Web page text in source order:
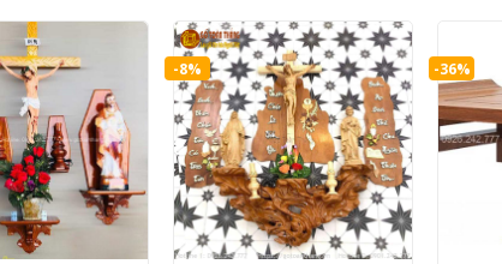
-8% -36%